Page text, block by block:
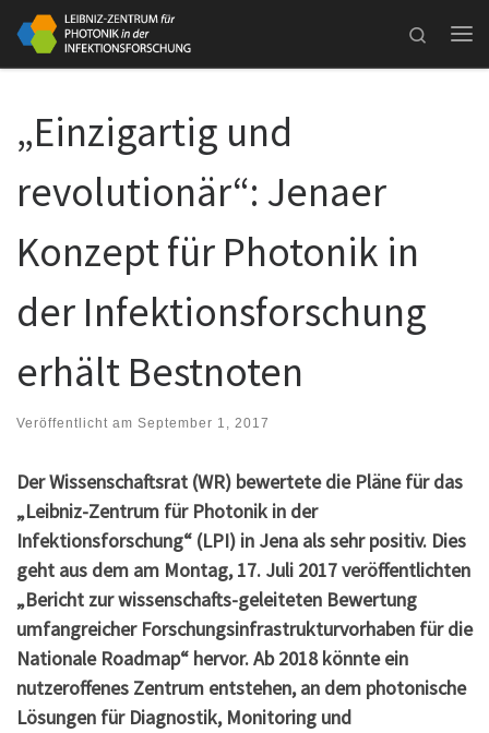
Zum Inhalt springen
Search
„Einzigartig und
revolutionär“: Jenaer
Konzept für Photonik in
der Infektionsforschung
erhält Bestnoten
Veröffentlicht am September 1, 2017
Der Wissenschaftsrat (WR) bewertete die Pläne für das
„Leibniz-Zentrum für Photonik in der
Infektionsforschung“ (LPI) in Jena als sehr positiv. Dies
geht aus dem am Montag, 17. Juli 2017 veröffentlichten
„Bericht zur wissenschafts-geleiteten Bewertung
umfangreicher Forschungsinfrastrukturvorhaben für die
Nationale Roadmap“ hervor. Ab 2018 könnte ein
nutzeroffenes Zentrum entstehen, an dem photonische
Lösungen für Diagnostik, Monitoring und